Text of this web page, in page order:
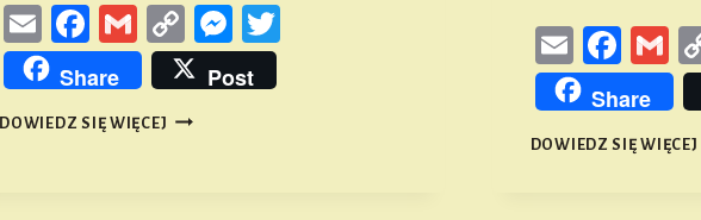
EmailFacebook
GmailCopy
Link
Messenger
Share Post
DOWIEDZ SIĘ WIĘCEJ ŚWIĄTECZNY
Email
Share
DOWIEDZ SIĘ WIĘCEJ